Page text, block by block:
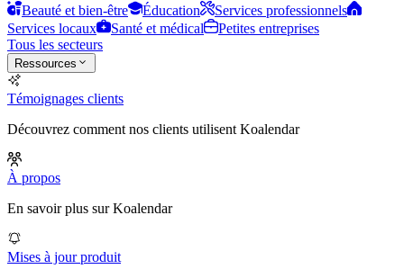
Beauté et bien-être Éducation
Services professionnels
Services locaux
Santé et médical
Petites entreprises
Tous les secteurs
Ressources
Témoignages clients
Découvrez comment nos clients utilisent Koalendar
À propos
En savoir plus sur Koalendar
Mises à jour produit